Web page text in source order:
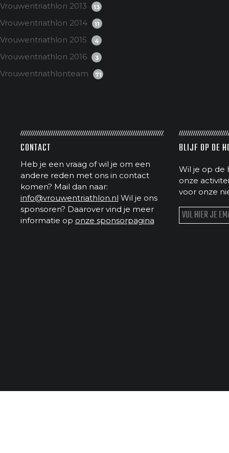
Vrouwentriathlon 2013 13
Vrouwentriathlon 2014 11
Vrouwentriathlon 2015 4
Vrouwentriathlon 2016 3
Vrouwentriathlonteam 71
CONTACT
Heb je een vraag of wil je om een
andere reden met ons in contact
komen? Mail dan naar:
info@vrouwentriathlon.nl Wil je ons
sponsoren? Daarover vind je meer
informatie op onze sponsorpagina
BLIJF OP DE
Wil je op de
onze
voor onze